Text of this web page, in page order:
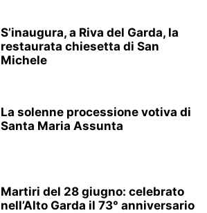
S’inaugura, a Riva del Garda, la
restaurata chiesetta di San
Michele
La solenne processione votiva di
Santa Maria Assunta
Martiri del 28 giugno: celebrato
nell’Alto Garda il 73° anniversario